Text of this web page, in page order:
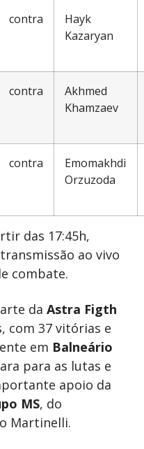
contra
Hayk
Kazaryan
contra
Akhmed
Khamzaev
contra
Emomakhdi
Orzuzoda
das 17:45h,
ao vivo
combate.
da Astra Figth
com 37 vitórias e
em Balneário
para as lutas e
apoio da
MS, do
Martinelli.